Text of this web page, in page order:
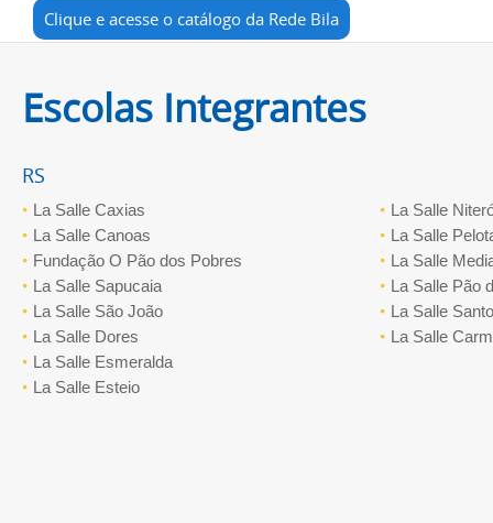
Clique e acesse o catálogo da Rede Bila
Escolas Integrantes
RS
La Salle Caxias
La Salle Canoas
Fundação O Pão dos Pobres
La Salle Sapucaia
La Salle São João
La Salle Dores
La Salle Esmeralda
La Salle Esteio
La Salle
La Salle
La Salle
La Salle Pão
La Salle
La Salle